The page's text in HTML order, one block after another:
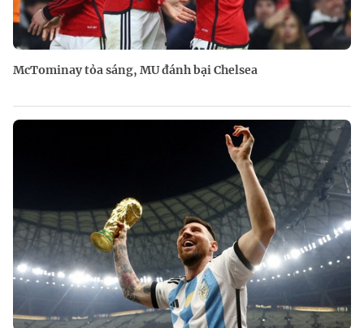
McTominay tỏa sáng, MU đánh bại Chelsea